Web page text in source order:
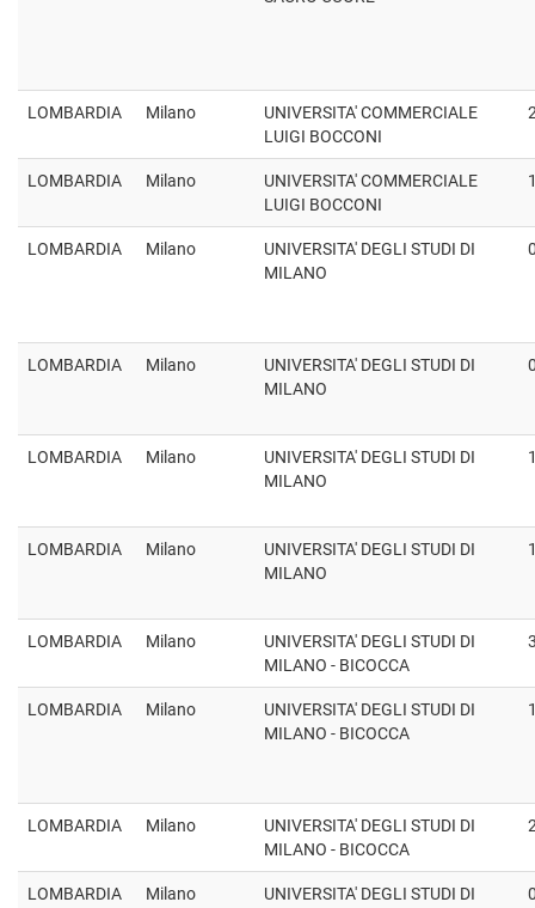
LOMBARDIA Milano
UNIVERSITA' COMMERCIALE
LUIGI BOCCONI
LOMBARDIA Milano
UNIVERSITA' COMMERCIALE
LUIGI BOCCONI
LOMBARDIA Milano
UNIVERSITA' DEGLI STUDI DI
MILANO
LOMBARDIA Milano
UNIVERSITA' DEGLI STUDI DI
MILANO
LOMBARDIA Milano
UNIVERSITA' DEGLI STUDI DI
MILANO
LOMBARDIA Milano
UNIVERSITA' DEGLI STUDI DI
MILANO
LOMBARDIA Milano
UNIVERSITA' DEGLI STUDI DI
MILANO - BICOCCA
LOMBARDIA Milano
UNIVERSITA' DEGLI STUDI DI
MILANO - BICOCCA
LOMBARDIA Milano
UNIVERSITA' DEGLI STUDI DI
MILANO - BICOCCA
LOMBARDIA Milano
UNIVERSITA' DEGLI STUDI DI